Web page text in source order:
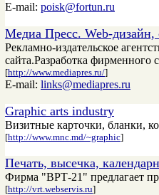
E-mail: poisk@fortun.ru
Медиа Пресс. Web-дизайн,
Рекламно-издательское
сайта.Разработка фирменного
[http://www.mediapres.ru/]
E-mail: links@mediapres.ru
Graphic arts industry
Визитные карточки, бланки,
[http://www.mnc.md/~graphic]
Печать, высечка,
Фирма "ВРТ-21" предлагает
[http://vrt.webservis.ru]